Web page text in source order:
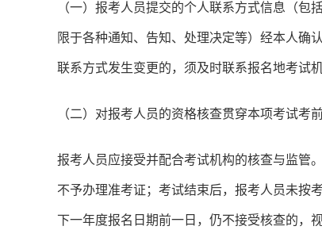
（一）报考人员提交的个人联系方式信息（
限于各种通知、告知、处理决定等）经本人确
联系方式发生变更的，须及时联系报名地考试机
（二）对报考人员的资格核查贯穿本项考试考
报考人员应接受并配合考试机构的核查与监管
不予办理准考证；考试结束后，报考人员未按
下一年度报名日期前一日，仍不接受核查的，